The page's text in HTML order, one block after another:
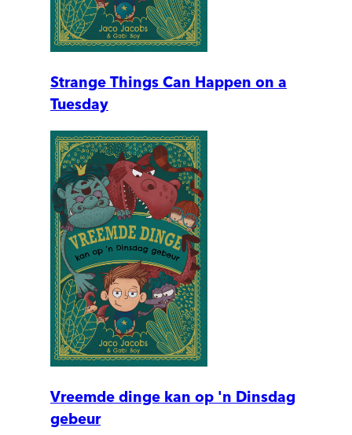
Strange Things Can Happen on a
Tuesday
Vreemde dinge kan op 'n Dinsdag
gebeur